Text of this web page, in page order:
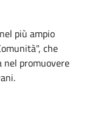
più ampio
che
nel promuovere